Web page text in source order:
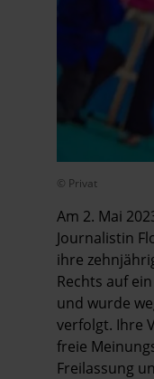
© Privat
Am 2. Mai
Journalistin
ihre
Rechts auf
und wurde
verfolgt. Ihre
freie
Freilassung